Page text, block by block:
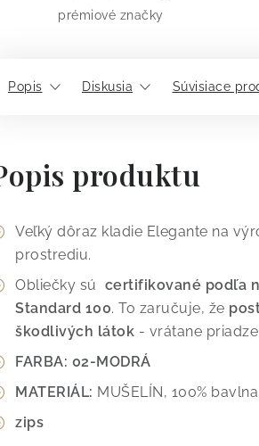
prémiové značky
Popis Diskusia Súvisiace
produktu
Veľký dôraz kladie Elegante na
prostrediu.
Obliečky sú certifikované podľa
Standard 100. To zaručuje, že
škodlivých látok - vrátane
FARBA: 02-MODRÁ
MATERIÁL: MUŠELÍN, 100% bavlna
zips